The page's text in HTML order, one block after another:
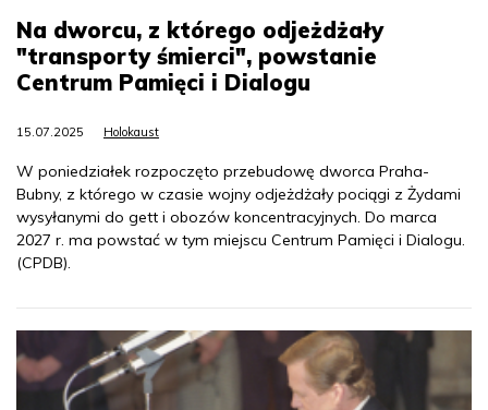
Na dworcu, z którego odjeżdżały
"transporty śmierci", powstanie
Centrum Pamięci i Dialogu
15.07.2025 Holokaust
W poniedziałek rozpoczęto przebudowę dworca Praha-
Bubny, z którego w czasie wojny odjeżdżały pociągi z Żydami
wysyłanymi do gett i obozów koncentracyjnych. Do marca
2027 r. ma powstać w tym miejscu Centrum Pamięci i Dialogu.
(CPDB).